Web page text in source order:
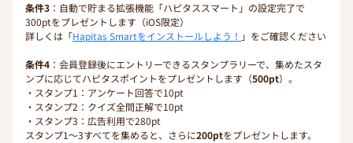
条件3 ：自動で貯まる拡張機能「ハピタススマート」の設定完了で
300ptをプレゼントします（iOS限定）
詳しくは「Hapitas Smartをインストールしよう！ 」をご確認ください
条件4 ：会員登録後にエントリーできるスタンプラリーで、集めたスタ
ンプに応じてハピタスポイントをプレゼントします（500pt）。
・スタンプ1：アンケート回答で10pt
・スタンプ2：クイズ全問正解で10pt
・スタンプ3：広告利用で280pt
スタンプ1〜3すべてを集めると、さらに200ptをプレゼントします。